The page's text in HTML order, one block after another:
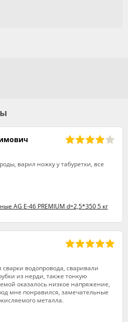
варил ножку у табуретки, все
AG E-46 PREMIUM d=2,5*350 5 кг
водопровода, сваривали
из нерди, также тонкую
оказалось низкое напряжение,
мне понравился, замечательные
металла.